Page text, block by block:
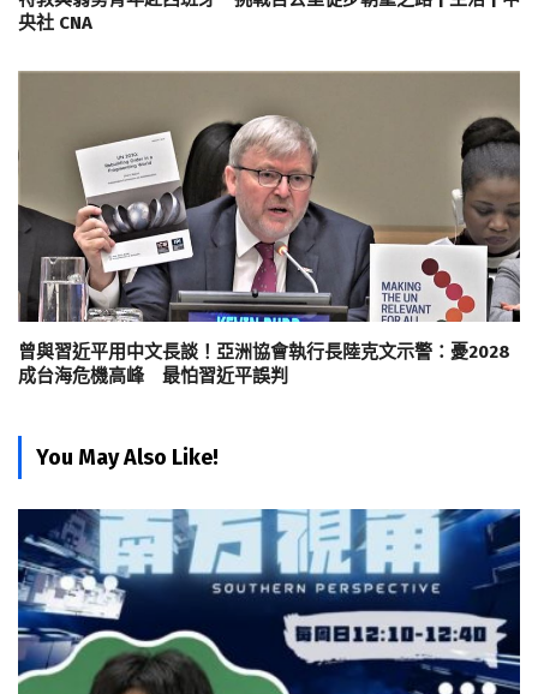
央社 CNA
曾與習近平用中文長談！亞洲協會執行長陸克文示警：憂2028
成台海危機高峰 最怕習近平誤判
You May Also Like!